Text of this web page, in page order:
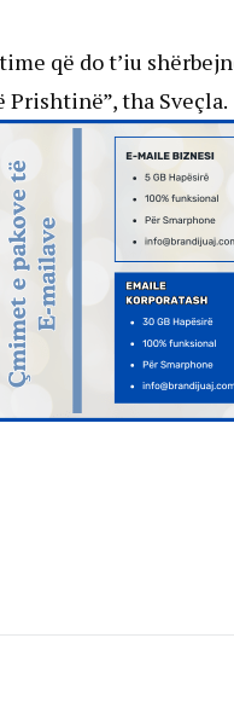
që do t’iu
Prishtinë”, tha Sveçla.